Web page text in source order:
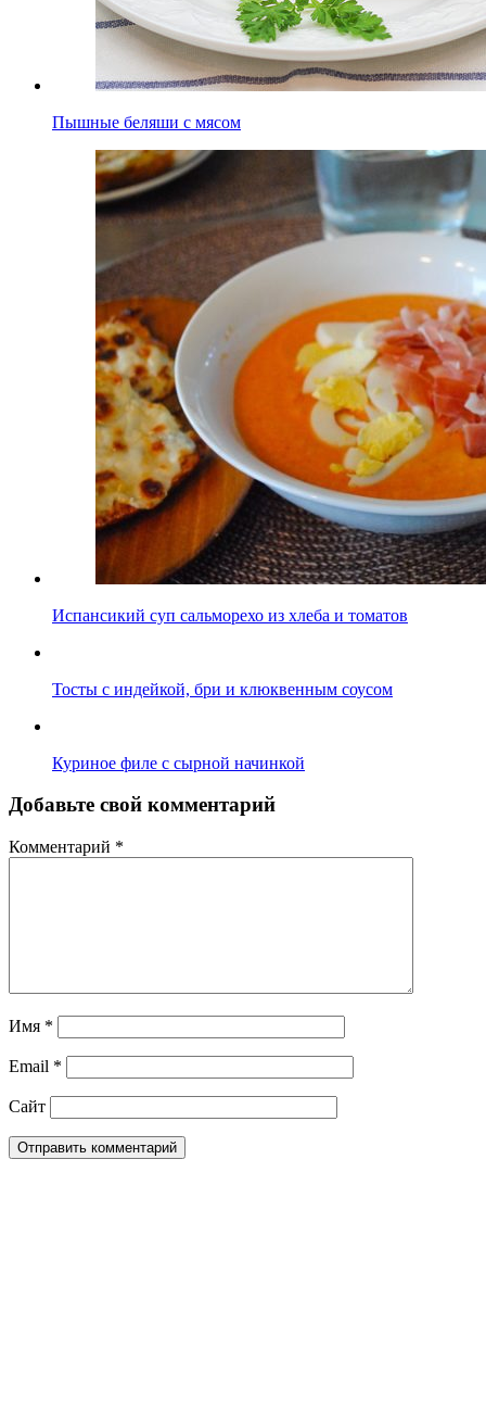
Пышные беляши с мясом
Испансикий суп сальморехо из хлеба и томатов
Тосты с индейкой, бри и клюквенным соусом
Куриное филе с сырной начинкой
Добавьте свой комментарий
Комментарий *
Имя *
Email *
Сайт